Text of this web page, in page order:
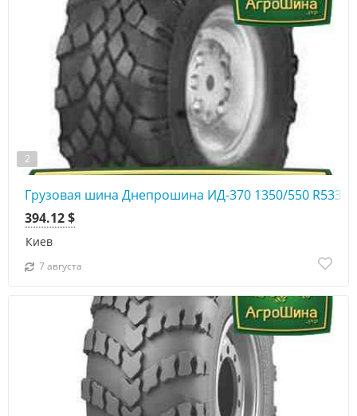
2
Грузовая шина Днепрошина ИД-370 1350/550 R533
Киев
394.12 $
7 августа